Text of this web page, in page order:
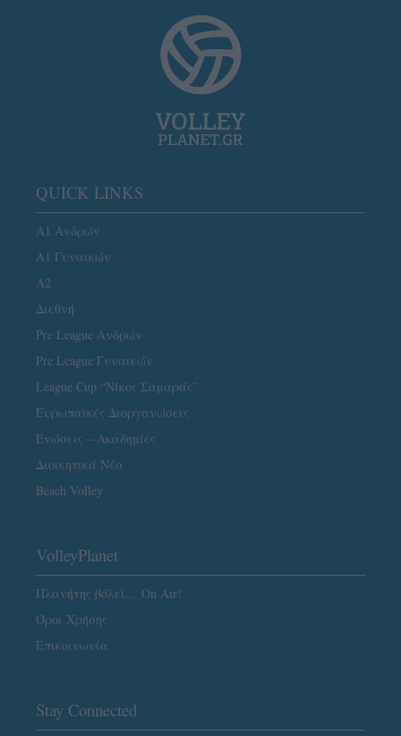
QUICK LINKS
Α1 Ανδρών
Α1 Γυναικών
A2
Διεθνή
Pre League Ανδρών
Pre League Γυναικών
League Cup “Νίκος Σαμαράς”
Ευρωπαϊκές Διοργανώσεις
Ενώσεις – Ακαδημίες
Διοικητικά Νέα
Beach Volley
VolleyPlanet
Πλανήτης βόλεϊ… On Air!
Όροι Χρήσης
Επικοινωνία
Stay Connected